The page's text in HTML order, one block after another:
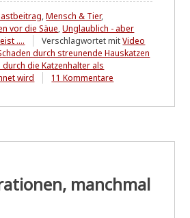
,Mensch & Tier,
vor die Säue,Unglaublich - aber
.... Verschlagwortet mitVideo
durch streunende Hauskatzen
die Katzenhalter als
wird
11 Kommentare
manchmal